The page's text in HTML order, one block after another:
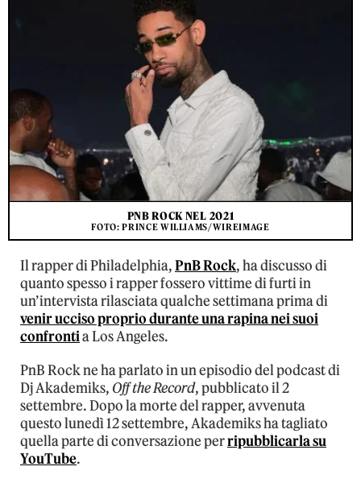
PNB ROCK NEL 2021
FOTO: PRINCE WILLIAMS/WIREIMAGE
Il rapper di Philadelphia,PnB Rock, ha discusso di
quanto spesso i rapper fossero vittime di furti in
un’intervista rilasciata qualche settimana prima di
venir ucciso proprio durante una rapina nei suoi
confrontia Los Angeles.
PnB Rock ne ha parlato in un episodio del podcast di
Dj Akademiks, Off the Record, pubblicato il 2
settembre. Dopo la morte del rapper, avvenuta
questo lunedì 12 settembre, Akademiks ha tagliato
quella parte di conversazione perripubblicarla su
YouTube.